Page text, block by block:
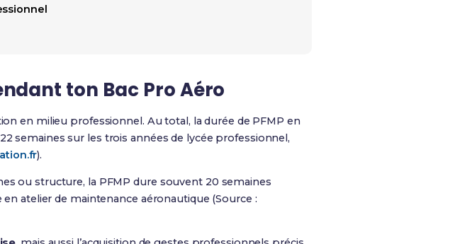
ton Bac Pro Aéro
en milieu professionnel. Au total, la durée de PFMP en
semaines sur les trois années de lycée professionnel,
).
ou structure, la PFMP dure souvent 20 semaines
atelier de maintenance aéronautique (Source :